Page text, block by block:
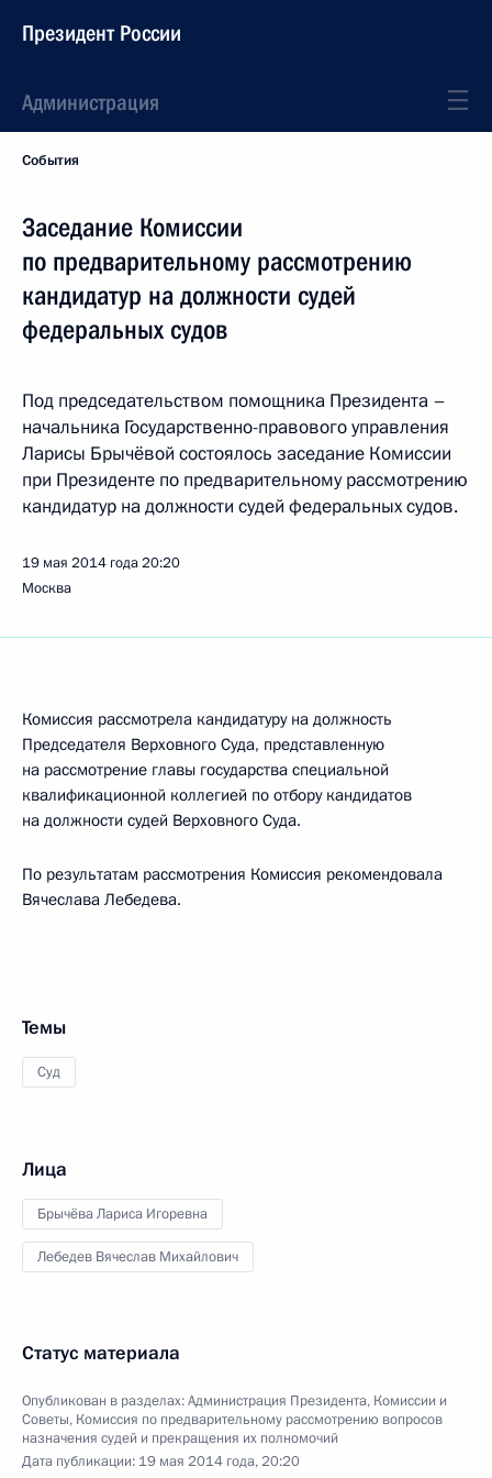
Президент России
Администрация
События
Заседание Комиссии
по предварительному рассмотрению
кандидатур на должности судей
федеральных судов
Под председательством помощника Президента –
начальника Государственно-правового управления
Ларисы Брычёвой состоялось заседание Комиссии
при Президенте по предварительному рассмотрению
кандидатур на должности судей федеральных судов.
19 мая 2014 года20:20
Москва
Комиссия рассмотрела кандидатуру на должность
Председателя Верховного Суда, представленную
на рассмотрение главы государства специальной
квалификационной коллегией по отбору кандидатов
на должности судей Верховного Суда.
По результатам рассмотрения Комиссия рекомендовала
Вячеслава Лебедева.
Темы
Суд
Лица
Брычёва Лариса Игоревна
Лебедев Вячеслав Михайлович
Статус материала
Опубликован в разделах:Администрация Президента, Комиссии и
Советы, Комиссия по предварительному рассмотрению вопросов
назначения судей и прекращения их полномочий
Дата публикации: 19 мая 2014 года, 20:20